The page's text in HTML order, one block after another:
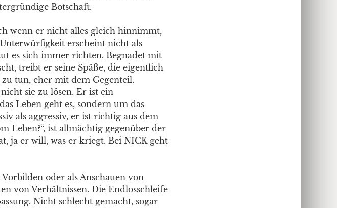
Botschaft.
wenn er nicht alles gleich hinnimmt,
erscheint nicht als
es sich immer richten. Begnadet mit
treibt er seine Späße, die eigentlich
tun, eher mit dem Gegenteil.
sie zu lösen. Er ist ein
Leben geht es, sondern um das
als aggressiv, er ist richtig aus dem
Leben?“, ist allmächtig gegenüber der
ja er will, was er kriegt. Bei NICK geht
oder als Anschauen von
von Verhältnissen. Die Endlosschleife
Nicht schlecht gemacht, sogar